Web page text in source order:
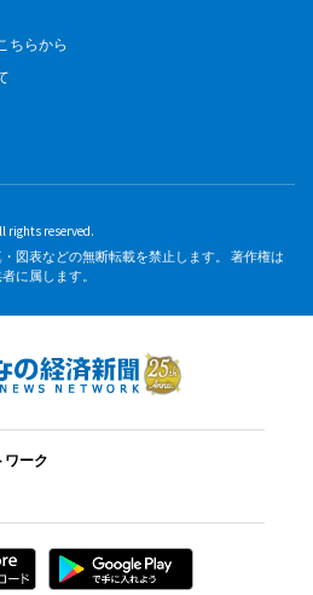
ちらから
rights reserved.
図表などの無断転載を禁止します。 著作権は
に属します。
ワーク